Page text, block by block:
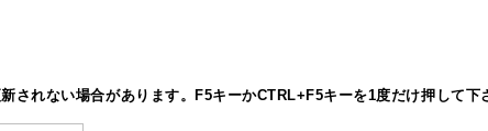
されない場合があります。F5キーかCTRL+F5キーを1度だけ押して下